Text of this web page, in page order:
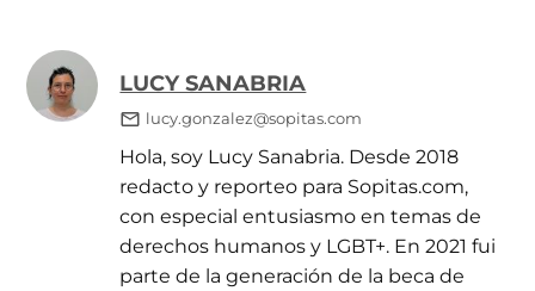
LUCY SANABRIA
lucy.gonzalez@sopitas.com
Hola, soy Lucy Sanabria. Desde 2018
redacto y reporteo para Sopitas.com,
con especial entusiasmo en temas de
derechos humanos y LGBT+. En 2021 fui
parte de la generación de la beca de